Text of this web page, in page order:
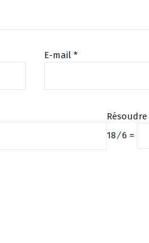
E-mail *
Résoudre
18 ⁄ 6 =